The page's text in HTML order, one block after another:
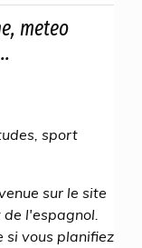
meteo
sport
sur le site
l'espagnol.
si vous planifiez